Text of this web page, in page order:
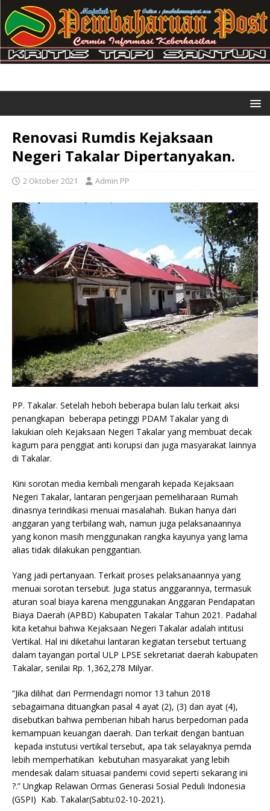
Renovasi Rumdis Kejaksaan
Negeri Takalar Dipertanyakan.
2 Oktober 2021 Admin PP
PP. Takalar. Setelah heboh beberapa bulan lalu terkait aksi
penangkapan beberapa petinggi PDAM Takalar yang di
lakukian oleh Kejaksaan Negeri Takalar yang membuat decak
kagum para penggiat anti korupsi dan juga masyarakat lainnya
di Takalar.
Kini sorotan media kembali mengarah kepada Kejaksaan
Negeri Takalar, lantaran pengerjaan pemeliharaan Rumah
dinasnya terindikasi menuai masalahah. Bukan hanya dari
anggaran yang terbilang wah, namun juga pelaksanaannya
yang konon masih menggunakan rangka kayunya yang lama
alias tidak dilakukan penggantian.
Yang jadi pertanyaan. Terkait proses pelaksanaannya yang
menuai sorotan tersebut. Juga status anggarannya, termasuk
aturan soal biaya karena menggunakan Anggaran Pendapatan
Biaya Daerah (APBD) Kabupaten Takalar Tahun 2021. Padahal
kita ketahui bahwa Kejaksaan Negeri Takalar adalah intitusi
Vertikal. Hal ini diketahui lantaran kegiatan tersebut tertuang
dalam tayangan portal ULP LPSE sekretariat daerah kabupaten
Takalar, senilai Rp. 1,362,278 Milyar.
“Jika dilihat dari Permendagri nomor 13 tahun 2018
sebagaimana dituangkan pasal 4 ayat (2), (3) dan ayat (4),
disebutkan bahwa pemberian hibah harus berpedoman pada
kemampuan keuangan daerah. Dan terkait dengan bantuan
kepada instutusi vertikal tersebut, apa tak selayaknya pemda
lebih memperhatikan kebutuhan masyarakat yang lebih
mendesak dalam situasai pandemi covid seperti sekarang ini
?.” Ungkap Relawan Ormas Generasi Sosial Peduli Indonesia
(GSPI) Kab. Takalar(Sabtu:02-10-2021).